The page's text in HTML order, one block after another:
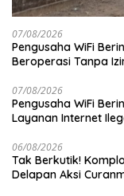
07/08/2026
Pengusaha WiFi
Beroperasi Tanpa
07/08/2026
Pengusaha WiFi
Layanan Internet
06/08/2026
Tak Berkutik!
Delapan Aksi